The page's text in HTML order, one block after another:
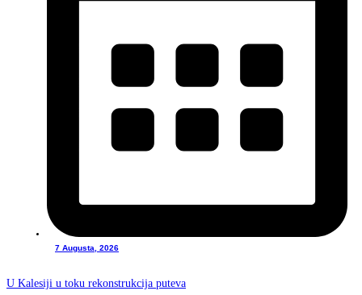
7 Augusta, 2026
U Kalesiji u toku rekonstrukcija puteva